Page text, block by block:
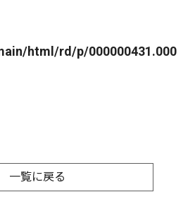
html/rd/p/000000431.000
一覧に戻る